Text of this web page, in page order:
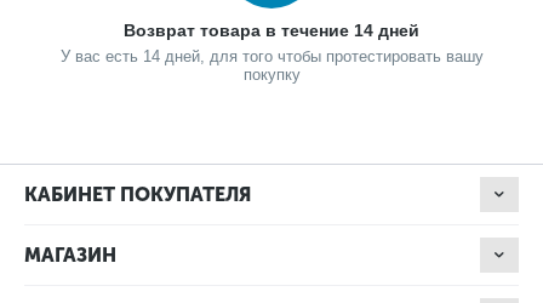
Возврат товара в течение 14 дней
У вас есть 14 дней, для того чтобы протестировать вашу
покупку
КАБИНЕТ ПОКУПАТЕЛЯ
МАГАЗИН